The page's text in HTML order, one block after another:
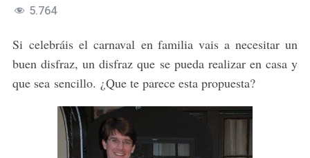
5.764
Si celebráis el carnaval en familia vais a necesitar un
buen disfraz, un disfraz que se pueda realizar en casa y
que sea sencillo. ¿Que te parece esta propuesta?